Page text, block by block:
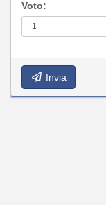
Voto:
Invia